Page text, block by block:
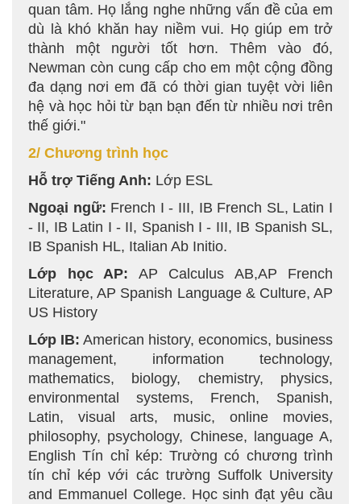
quan tâm. Họ lắng nghe những vấn đề của em
dù là khó khăn hay niềm vui. Họ giúp em trở
thành một người tốt hơn. Thêm vào đó,
Newman còn cung cấp cho em một cộng đồng
đa dạng nơi em đã có thời gian tuyệt vời liên
hệ và học hỏi từ bạn bạn đến từ nhiều nơi trên
thế giới."
2/ Chương trình học
Hỗ trợ Tiếng Anh: Lớp ESL
Ngoại ngữ: French I - III, IB French SL, Latin I
- II, IB Latin I - II, Spanish I - III, IB Spanish SL,
IB Spanish HL, Italian Ab Initio.
Lớp học AP: AP Calculus AB,AP French
Literature, AP Spanish Language & Culture, AP
US History
Lớp IB: American history, economics, business
management, information technology,
mathematics, biology, chemistry, physics,
environmental systems, French, Spanish,
Latin, visual arts, music, online movies,
philosophy, psychology, Chinese, language A,
English Tín chỉ kép: Trường có chương trình
tín chỉ kép với các trường Suffolk University
and Emmanuel College. Học sinh đạt yêu cầu